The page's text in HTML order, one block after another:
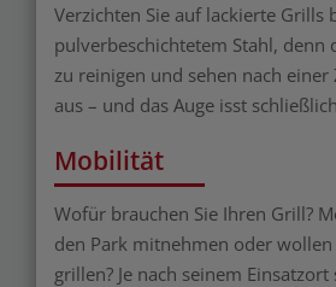
Verzichten Sie auf lackierte Grills
pulverbeschichtetem Stahl, denn
zu reinigen und sehen nach
aus – und das Auge isst
Mobilität
Wofür brauchen Sie Ihren Grill?
den Park mitnehmen oder wollen
grillen? Je nach seinem